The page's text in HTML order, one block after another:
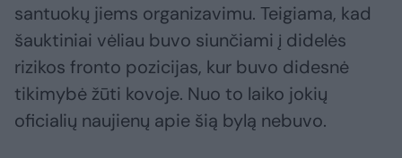
santuokų jiems organizavimu. Teigiama, kad
šauktiniai vėliau buvo siunčiami į didelės
rizikos fronto pozicijas, kur buvo didesnė
tikimybė žūti kovoje. Nuo to laiko jokių
oficialių naujienų apie šią bylą nebuvo.